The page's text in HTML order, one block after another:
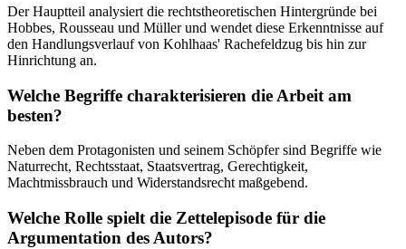
Der Hauptteil analysiert die rechtstheoretischen Hintergründe bei
Hobbes, Rousseau und Müller und wendet diese Erkenntnisse auf
den Handlungsverlauf von Kohlhaas' Rachefeldzug bis hin zur
Hinrichtung an.
Welche Begriffe charakterisieren die Arbeit am
besten?
Neben dem Protagonisten und seinem Schöpfer sind Begriffe wie
Naturrecht, Rechtsstaat, Staatsvertrag, Gerechtigkeit,
Machtmissbrauch und Widerstandsrecht maßgebend.
Welche Rolle spielt die Zettelepisode für die
Argumentation des Autors?